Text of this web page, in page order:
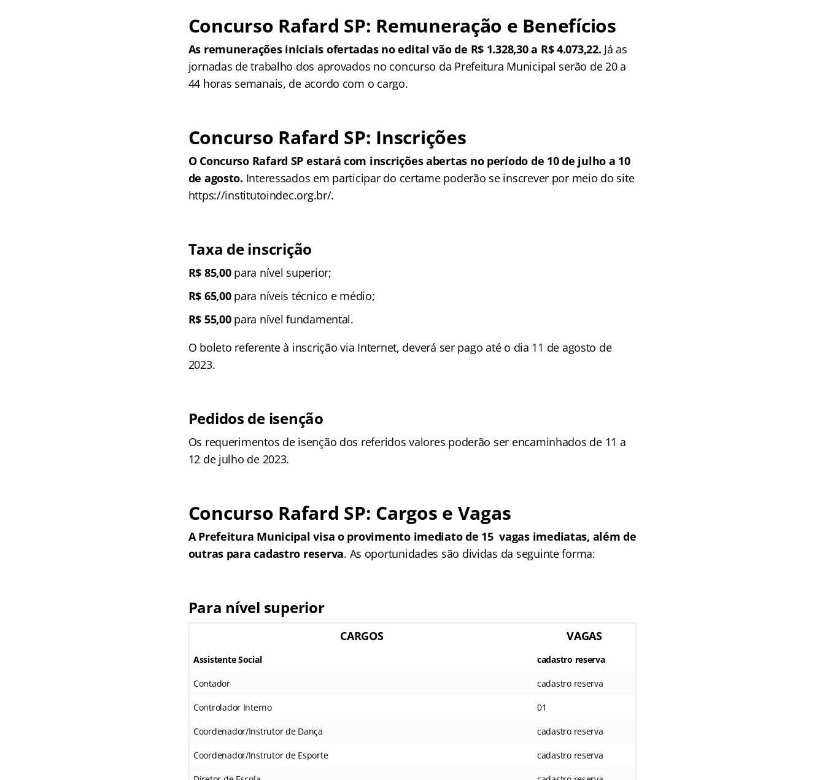
Concurso Rafard SP: Remuneração e Benefícios
As remunerações iniciais ofertadas no edital vão de R$ 1.328,30 a R$ 4.073,22. Já as
jornadas de trabalho dos aprovados no concurso da Prefeitura Municipal serão de 20 a
44 horas semanais, de acordo com o cargo.
Concurso Rafard SP: Inscrições
O Concurso Rafard SP estará com inscrições abertas no período de 10 de julho a 10
de agosto. Interessados em participar do certame poderão se inscrever por meio do site
https://institutoindec.org.br/.
Taxa de inscrição
R$ 85,00para nível superior;
R$ 65,00para níveis técnico e médio;
R$ 55,00para nível fundamental.
O boleto referente à inscrição via Internet, deverá ser pago até o dia 11 de agosto de
2023.
Pedidos de isenção
Os requerimentos de isenção dos referidos valores poderão ser encaminhados de 11 a
12 de julho de 2023.
Concurso Rafard SP: Cargos e Vagas
A Prefeitura Municipal visa o provimento imediato de 15 vagas imediatas, além de
outras para cadastro reserva. As oportunidades são dividas da seguinte forma:
Para nível superior
CARGOS VAGAS
Assistente Social cadastro reserva
Contador cadastro reserva
Controlador Interno 01
Coordenador/Instrutor de Dança cadastro reserva
Coordenador/Instrutor de Esporte cadastro reserva